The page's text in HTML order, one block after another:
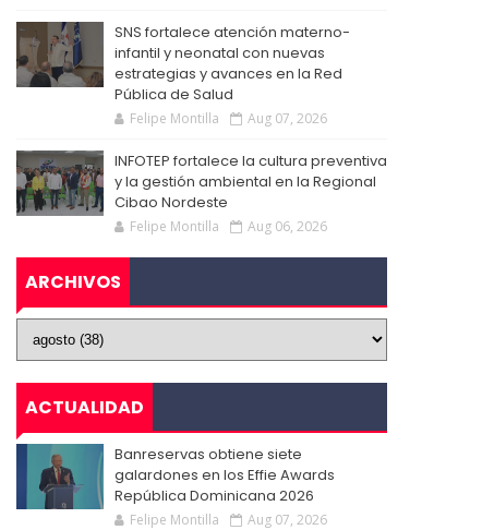
SNS fortalece atención materno-
infantil y neonatal con nuevas
estrategias y avances en la Red
Pública de Salud
Felipe Montilla Aug 07, 2026
INFOTEP fortalece la cultura preventiva
y la gestión ambiental en la Regional
Cibao Nordeste
Felipe Montilla Aug 06, 2026
ARCHIVOS
ACTUALIDAD
Banreservas obtiene siete
galardones en los Effie Awards
República Dominicana 2026
Felipe Montilla Aug 07, 2026